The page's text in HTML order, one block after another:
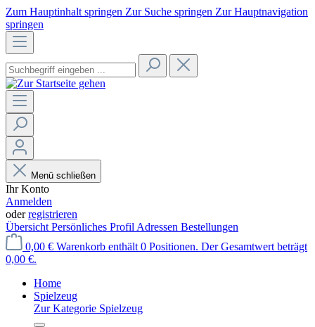
Zum Hauptinhalt springen Zur Suche springen Zur Hauptnavigation
springen
Menü schließen
Ihr Konto
Anmelden
oderregistrieren
Übersicht Persönliches Profil Adressen Bestellungen
0,00 € Warenkorb enthält 0 Positionen. Der Gesamtwert beträgt
0,00 €.
Home
Spielzeug
Zur Kategorie Spielzeug